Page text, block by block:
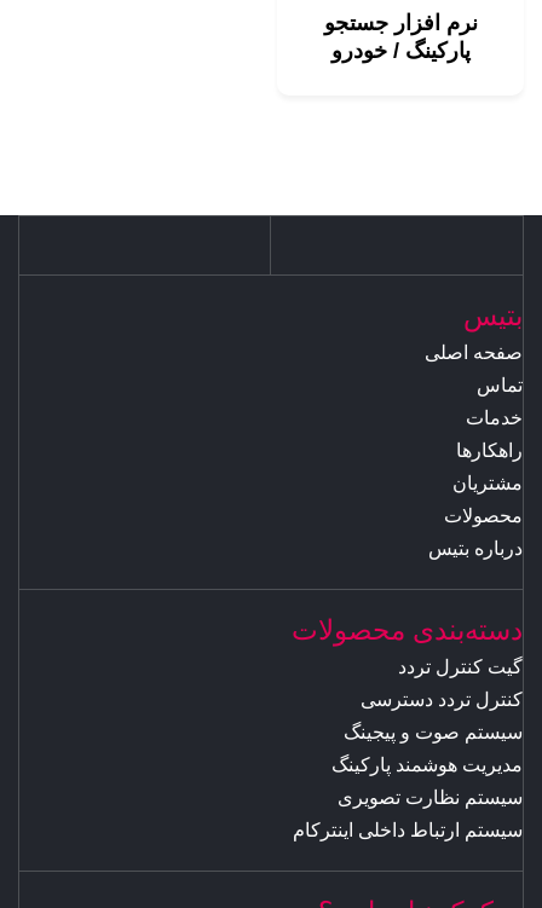
نرم افزار جستجو
پارکینگ / خودرو
بتیس
صفحه اصلی
تماس
خدمات
راهکارها
مشتریان
محصولات
درباره بتیس
دسته‌بندی محصولات
گیت کنترل تردد
کنترل تردد دسترسی
سیستم صوت و پیجینگ
مدیریت هوشمند پارکینگ
سیستم نظارت تصویری
سیستم ارتباط داخلی اینترکام